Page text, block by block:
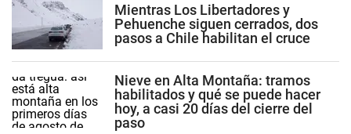
Mientras Los Libertadores y
Pehuenche siguen cerrados, dos
pasos a Chile habilitan el cruce
Nieve en Alta Montaña: tramos
habilitados y qué se puede hacer
hoy, a casi 20 días del cierre del
paso